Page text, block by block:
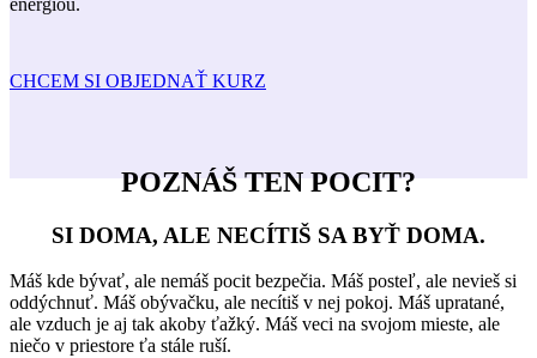
energiou.
CHCEM SI OBJEDNAŤ KURZ
POZNÁŠ TEN POCIT?
SI DOMA, ALE NECÍTIŠ SA BYŤ DOMA.
Máš kde bývať, ale nemáš pocit bezpečia. Máš posteľ, ale nevieš si
oddýchnuť. Máš obývačku, ale necítiš v nej pokoj. Máš upratané,
ale vzduch je aj tak akoby ťažký. Máš veci na svojom mieste, ale
niečo v priestore ťa stále ruší.